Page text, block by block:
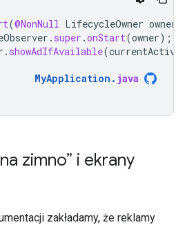
(@NonNull LifecycleOwner owner
. super .onStart(owner);
. showAdIfAvailable(
MyApplication . java
zimno” i ekrany
zakładamy, że reklamy